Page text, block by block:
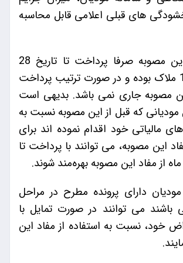
های قبلی اعلامی قابل محاسبه
هـ)در اجرای این مصوبه صرفا پرداخت تا تاریخ 28
بهمن ماه 1404 ملاک بوده و در صورت ترتیب پرداخت
مصوبه جاری نمی باشد. بدیهی است
که قبل از این مصوبه نسبت به
مالیاتی خود اقدام نموده اند برای
این مصوبه، می توانند با پرداخت تا
دارای پرونده مطرح در مراحل
باشند می توانند در صورت تمایل با
خود، نسبت به استفاده از مفاد این